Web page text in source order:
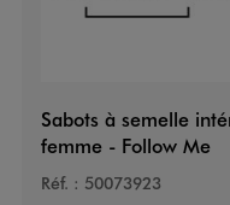
Sabots à semelle
femme - Follow Me
Réf. : 50073923